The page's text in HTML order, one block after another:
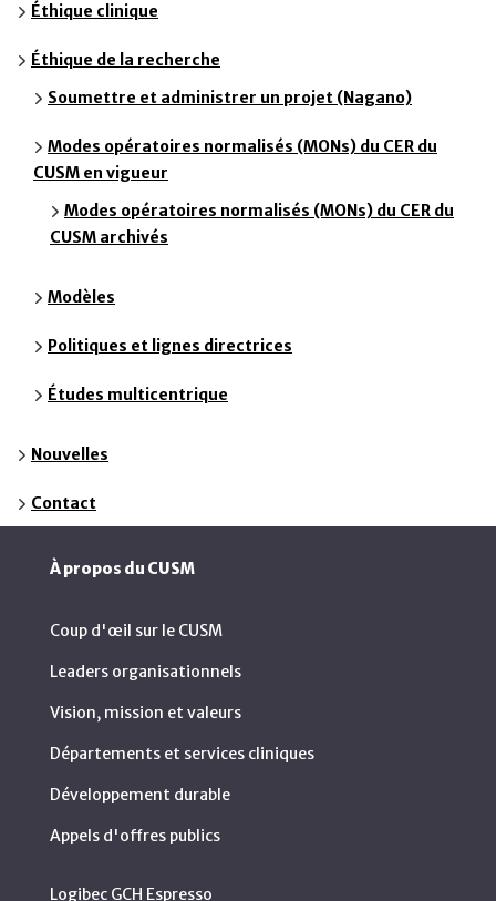
Éthique clinique
Éthique de la recherche
Soumettre et administrer un projet (Nagano)
Modes opératoires normalisés (MONs) du CER du
CUSM en vigueur
Modes opératoires normalisés (MONs) du CER du
CUSM archivés
Modèles
Politiques et lignes directrices
Études multicentrique
Nouvelles
Contact
À propos du CUSM
Coup d'œil sur le CUSM
Leaders organisationnels
Vision, mission et valeurs
Départements et services cliniques
Développement durable
Appels d'offres publics
Logibec GCH Espresso